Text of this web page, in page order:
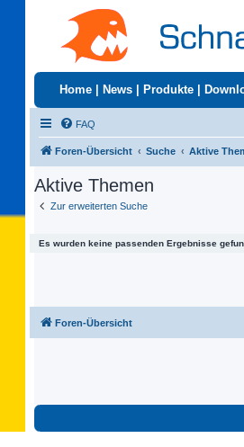
Home News Produkte
FAQ
Foren-Übersicht Suche Aktive
Aktive Themen
Zur erweiterten Suche
Es wurden keine passenden Ergebnisse
Foren-Übersicht